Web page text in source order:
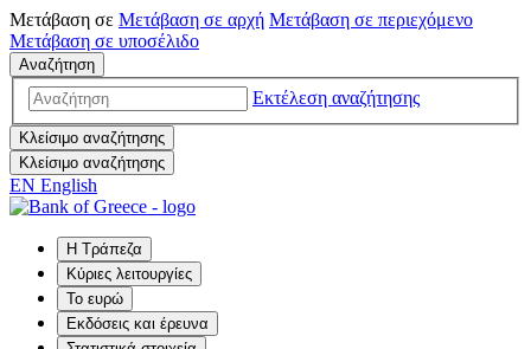
Μετάβαση σε Μετάβαση σε αρχή Μετάβαση σε περιεχόμενο
Μετάβαση σε υποσέλιδο
Αναζήτηση
Εκτέλεση αναζήτησης
Κλείσιμο αναζήτησης
Κλείσιμο αναζήτησης
EN English
Η Τράπεζα
Κύριες λειτουργίες
Το ευρώ
Εκδόσεις και έρευνα